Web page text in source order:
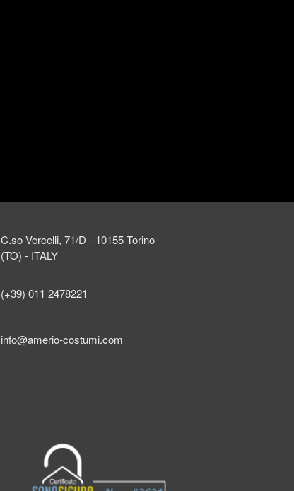
C.so Vercelli, 71/D - 10155 Torino
(TO) - ITALY
(+39) 011 2478221
info@amerio-costumi.com